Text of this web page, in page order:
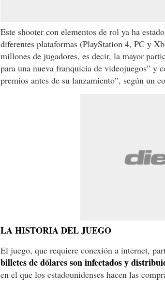
Este shooter con elementos de rol ya ha
diferentes plataformas (PlayStation 4, PC y
millones de jugadores, es decir, la mayor
para una nueva franquicia de videojuegos” y
premios antes de su lanzamiento”, según un
LA HISTORIA DEL JUEGO
El juego, que requiere conexión a internet,
billetes de dólares son infectados y
en el que los estadounidenses hacen las